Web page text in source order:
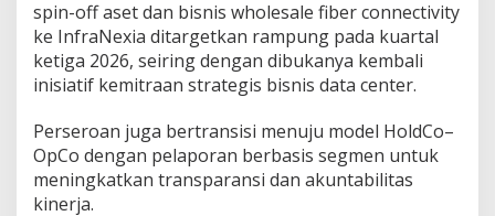
spin-off aset dan bisnis wholesale fiber connectivity
ke InfraNexia ditargetkan rampung pada kuartal
ketiga 2026, seiring dengan dibukanya kembali
inisiatif kemitraan strategis bisnis data center.
Perseroan juga bertransisi menuju model HoldCo–
OpCo dengan pelaporan berbasis segmen untuk
meningkatkan transparansi dan akuntabilitas
kinerja.